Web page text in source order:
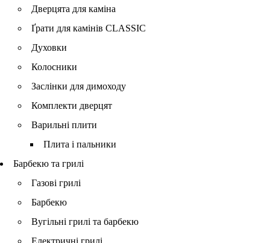
Дверцята для каміна
Ґрати для камінів CLASSIC
Духовки
Колосники
Заслінки для димоходу
Комплекти дверцят
Варильні плити
Плита і пальники
Барбекю та грилі
Газові грилі
Барбекю
Вугільні грилі та барбекю
Електричні грилі